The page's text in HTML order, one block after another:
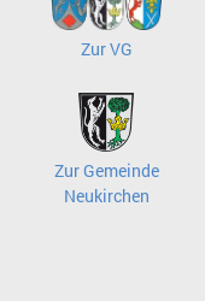
Zur VG
Zur Gemeinde
Neukirchen